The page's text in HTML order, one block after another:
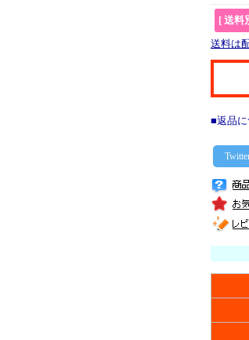
[ 送料
送料は
■返品に